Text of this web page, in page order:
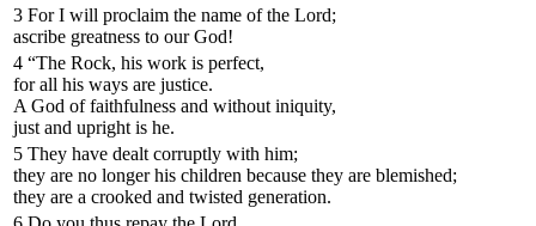
3 For I will proclaim the name of the Lord;
ascribe greatness to our God!
4 “The Rock, his work is perfect,
for all his ways are justice.
A God of faithfulness and without iniquity,
just and upright is he.
5 They have dealt corruptly with him;
they are no longer his children because they are blemished;
they are a crooked and twisted generation.